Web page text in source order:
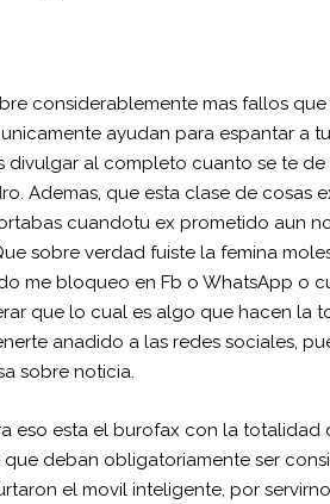
considerablemente mas fallos
ayudan para espantar a
divulgar al completo cuanto se te
Ademas, que esta clase de
cuandotu ex prometido aun
sobre verdad fuiste la femina
me bloqueo en Fb o WhatsApp o
que lo cual es algo que hacen la
anadido a las redes sociales,
sobre noticia.
eso esta el burofax con la
deban obligatoriamente ser
el movil inteligente, por